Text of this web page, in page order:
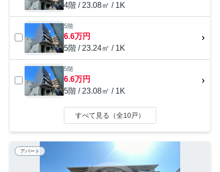
4階 / 23.08㎡ / 1K
5階
6.6万円
5階 / 23.24㎡ / 1K
5階
6.6万円
5階 / 23.08㎡ / 1K
すべて見る（全10戸）
アパート